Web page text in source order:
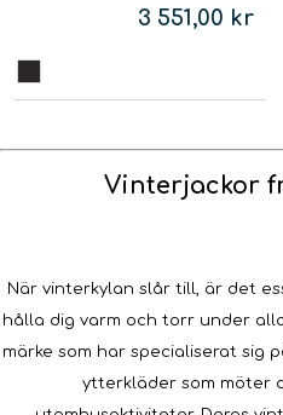
3 551,00 kr
Vinterjackor
När vinterkylan slår till, är det
hålla dig varm och torr under
märke som har specialiserat sig
ytterkläder som möter